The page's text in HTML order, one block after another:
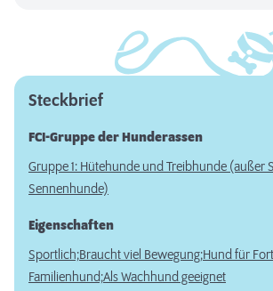
Steckbrief
FCI-Gruppe der Hunderassen
Gruppe 1: Hütehunde und Treibhunde (außer
Sennenhunde)
Eigenschaften
Sportlich;Braucht viel Bewegung;Hund für
Familienhund;Als Wachhund geeignet